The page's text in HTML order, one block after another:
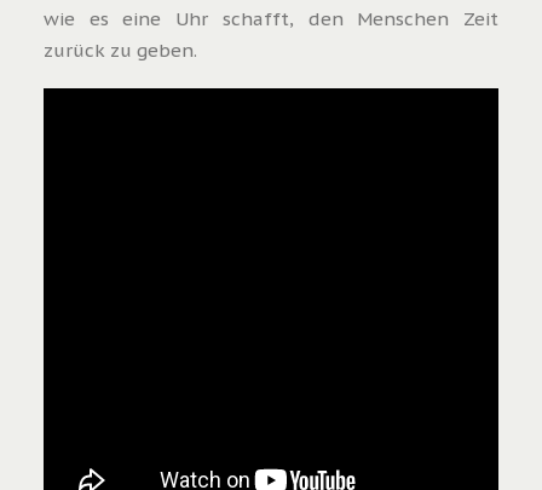
wie es eine Uhr schafft, den Menschen Zeit
zurück zu geben.